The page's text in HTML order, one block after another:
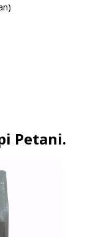
Petani.